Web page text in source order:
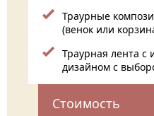
Траурные
(венок или
Траурная лента
дизайном с
Стоимость